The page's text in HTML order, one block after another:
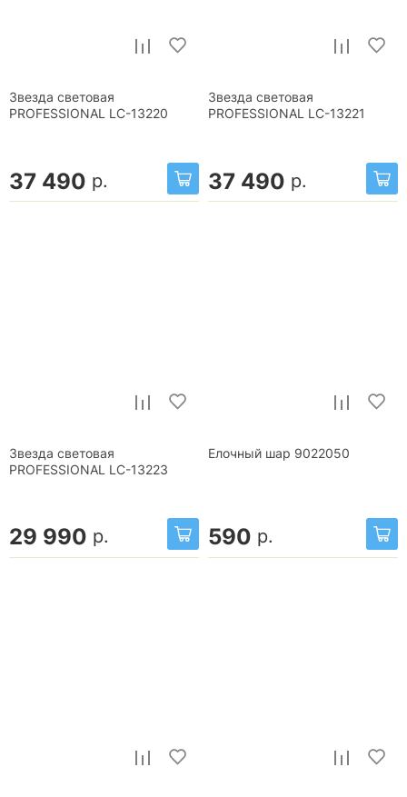
Звезда световая
PROFESSIONAL LC-13220
37 490 р.
Звезда световая
PROFESSIONAL LC-13221
37 490 р.
Звезда световая
PROFESSIONAL LC-13223
29 990 р.
Елочный шар 9022050
590 р.